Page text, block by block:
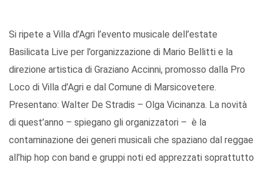
Si ripete a Villa d’Agri l’evento musicale dell’estate
Basilicata Live per l’organizzazione di Mario Bellitti e la
direzione artistica di Graziano Accinni, promosso dalla Pro
Loco di Villa d’Agri e dal Comune di Marsicovetere.
Presentano: Walter De Stradis – Olga Vicinanza. La novità
di quest’anno – spiegano gli organizzatori – è la
contaminazione dei generi musicali che spaziano dal reggae
all’hip hop con band e gruppi noti ed apprezzati soprattutto